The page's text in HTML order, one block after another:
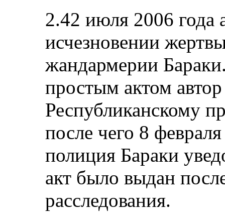
2.42 июля 2006 года
исчезновении
жандармерии
простым актом
Республиканскому
после чего 8
полиция Бараки
акт было выдан
расследования.